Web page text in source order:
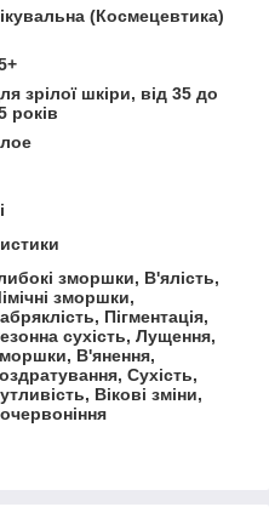
(Космецевтика)
зрілої шкіри, від 35 до
років
зморшки, В'ялість,
зморшки,
Пігментація,
сухість, Лущення,
В'янення,
Сухість,
Вікові зміни,